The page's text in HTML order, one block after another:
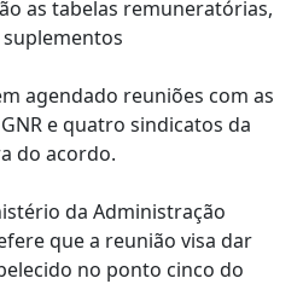
as tabelas remuneratórias,
agendado reuniões com as
e quatro sindicatos da
do acordo.
da Administração
que a reunião visa dar
no ponto cinco do